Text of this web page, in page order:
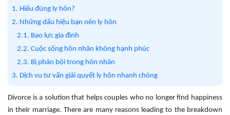
1. Hiểu đúng ly hôn?
2. Những dấu hiệu bạn nên ly hôn
2.1. Bạo lực gia đình
2.2. Cuộc sống hôn nhân không hạnh phúc
2.3. Bị phản bội trong hôn nhân
3. Dịch vụ tư vấn giải quyết ly hôn nhanh chóng
Divorce is a solution that helps couples who no longer find happiness
in their marriage. There are many reasons leading to the breakdown